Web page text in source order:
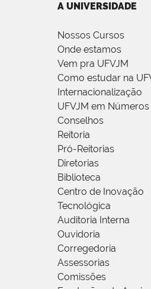
A UNIVERSIDADE
Nossos Cursos
Onde estamos
Vem pra UFVJM
Como estudar na
Internacionalização
UFVJM em Números
Conselhos
Reitoria
Pró-Reitorias
Diretorias
Biblioteca
Centro de Inovação
Tecnológica
Auditoria Interna
Ouvidoria
Corregedoria
Assessorias
Comissões